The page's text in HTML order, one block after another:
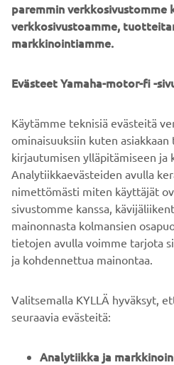
LÖYDÄ
B2B
YAMAHA MUUALLA
paremmin verkkosivustomme
verkkosivustoamme,
markkinointiamme.
Evästeet Yamaha-motor-fi -
Käytämme teknisiä evästeitä
ominaisuuksiin kuten
kirjautumisen ylläpitämiseen ja
Analytiikkaevästeiden avulla
nimettömästi miten käyttäjät
sivustomme kanssa,
mainonnasta kolmansien
tietojen avulla voimme tarjota
ja kohdennettua mainontaa.
Valitsemalla KYLLÄ hyväksyt,
seuraavia evästeitä:
Analytiikka ja